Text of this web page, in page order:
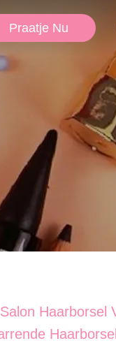
Praatje Nu
Haarborsel
Haarborsel